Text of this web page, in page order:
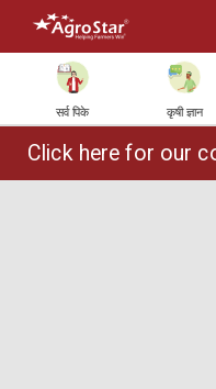
सर्व पिके कृषी ज्ञान
Click here for our